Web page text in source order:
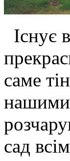
Існує
саме
нашими
сад